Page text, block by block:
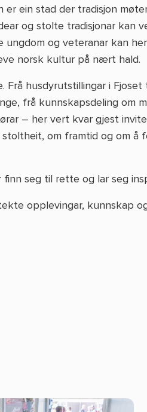
er ein stad der tradisjon
og stolte tradisjonar kan
ungdom og veteranar kan
norsk kultur på nært hald.
Frå husdyrutstillingar i Fjoset
frå kunnskapsdeling om
– her vert kvar gjest
om framtid og om å
seg til rette og lar seg
opplevingar, kunnskap